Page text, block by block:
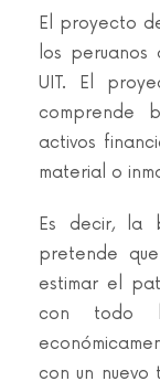
El proyecto
los peruanos
UIT. El
comprende
activos
material o
Es decir, la
pretende
estimar el
con todo
con un